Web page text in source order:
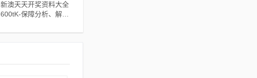
新澳天天开奖资料大全
600tK-保障分析、解释